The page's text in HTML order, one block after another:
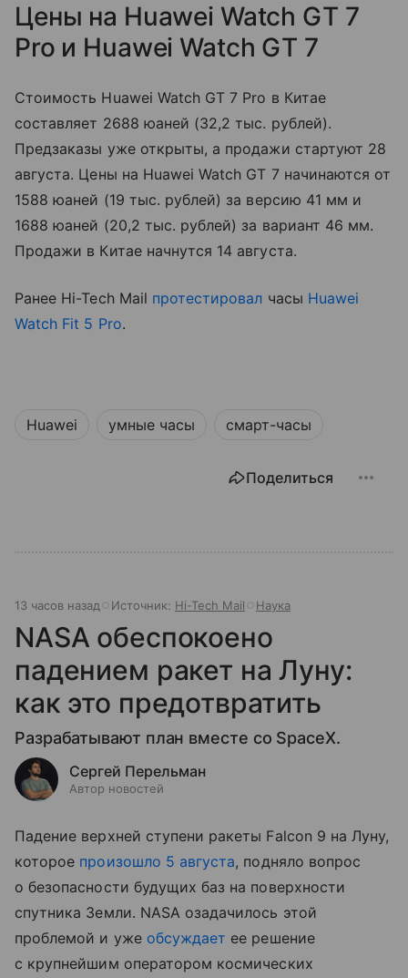
Цены на Huawei Watch GT 7
Pro и Huawei Watch GT 7
Стоимость Huawei Watch GT 7 Pro в Китае
составляет 2688 юаней (32,2 тыс. рублей).
Предзаказы уже открыты, а продажи стартуют 28
августа. Цены на Huawei Watch GT 7 начинаются от
1588 юаней (19 тыс. рублей) за версию 41 мм и
1688 юаней (20,2 тыс. рублей) за вариант 46 мм.
Продажи в Китае начнутся 14 августа.
Ранее Hi-Tech Mail протестировал часы Huawei
Watch Fit 5 Pro.
Huawei умные часы смарт-часы
Поделиться
13 часов назад Источник: Hi-Tech Mail Наука
NASA обеспокоено
падением ракет на Луну:
как это предотвратить
Разрабатывают план вместе со SpaceX.
Сергей Перельман
Автор новостей
Падение верхней ступени ракеты Falcon 9 на Луну,
которое произошло 5 августа, подняло вопрос
о безопасности будущих баз на поверхности
спутника Земли. NASA озадачилось этой
проблемой и уже обсуждает ее решение
с крупнейшим оператором космических